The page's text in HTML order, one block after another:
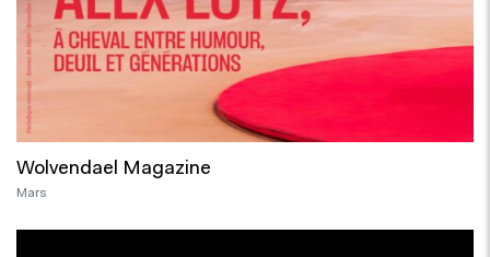
Wolvendael Magazine
Mars